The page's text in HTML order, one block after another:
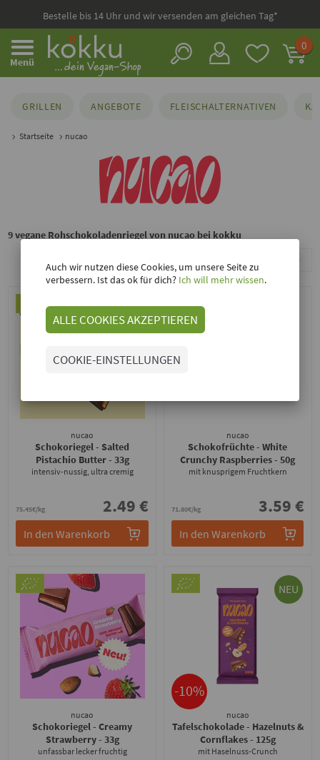
Bestelle bis 14 Uhr und wir versenden am gleichen Tag*
Menü
0
GRILLEN ANGEBOTE FLEISCHALTERNATIVEN
Startseite nucao
9 vegane Rohschokoladenriegel von nucao bei kokku
Sortieren nach
nucao
Schokoriegel - Salted
Pistachio Butter- 33g
intensiv-nussig, ultra cremig
75.45€/kg 2.49 €
In den Warenkorb
nucao
Schokofrüchte - White
Crunchy Raspberries- 50g
mit knusprigem Fruchtkern
71.80€/kg 3.59 €
In den Warenkorb
nucao
Schokoriegel - Creamy
Strawberry- 33g
unfassbar lecker fruchtig
NEU
-10%
nucao
Tafelschokolade - Hazelnuts &
Cornflakes- 125g
mit Haselnuss-Crunch
Auch wir nutzen diese Cookies, um unsere Seite zu
verbessern. Ist das ok für dich? Ich will mehr wissen.
ALLE COOKIES AKZEPTIEREN
COOKIE-EINSTELLUNGEN